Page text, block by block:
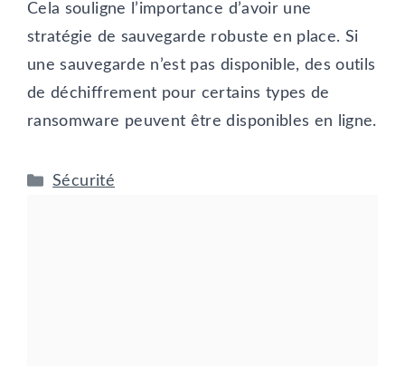
Cela souligne l’importance d’avoir une
stratégie de sauvegarde robuste en place. Si
une sauvegarde n’est pas disponible, des outils
de déchiffrement pour certains types de
ransomware peuvent être disponibles en ligne.
Catégories
Sécurité